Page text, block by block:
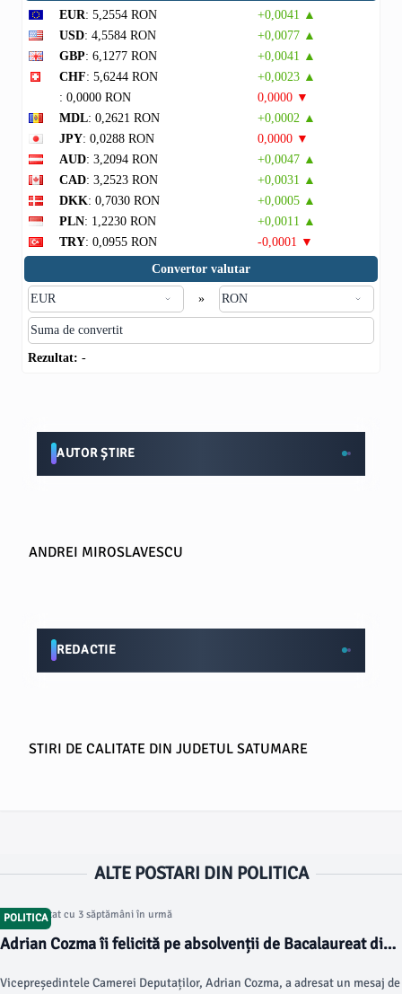
EUR: 5,2554 RON
+0,0041 ▲
USD: 4,5584 RON
+0,0077 ▲
GBP: 6,1277 RON
+0,0041 ▲
CHF: 5,6244 RON
+0,0023 ▲
: 0,0000 RON
0,0000 ▼
MDL: 0,2621 RON
+0,0002 ▲
JPY: 0,0288 RON
0,0000 ▼
AUD: 3,2094 RON
+0,0047 ▲
CAD: 3,2523 RON
+0,0031 ▲
DKK: 0,7030 RON
+0,0005 ▲
PLN: 1,2230 RON
+0,0011 ▲
TRY: 0,0955 RON
-0,0001 ▼
Convertor valutar
»
Rezultat: -
AUTOR ȘTIRE
ANDREI MIROSLAVESCU
REDACTIE
STIRI DE CALITATE DIN JUDETUL SATUMARE
ALTE POSTARI DIN POLITICA
POLITICA
Articol postat cu 3 săptămâni în urmă
Adrian Cozma îi felicită pe absolvenții de Bacalaureat din
Vicepreședintele Camerei Deputaților, Adrian Cozma, a adresat un mesaj de